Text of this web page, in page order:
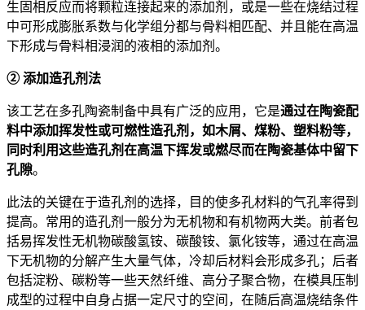
生固相反应而将颗粒连接起来的添加剂，或是一些在烧结过程
中可形成膨胀系数与化学组分都与骨料相匹配、并且能在高温
下形成与骨料相浸润的液相的添加剂。
② 添加造孔剂法
该工艺在多孔陶瓷制备中具有广泛的应用，它是通过在陶瓷配
料中添加挥发性或可燃性造孔剂，如木屑、煤粉、塑料粉等，
同时利用这些造孔剂在高温下挥发或燃尽而在陶瓷基体中留下
孔隙。
此法的关键在于造孔剂的选择，目的使多孔材料的气孔率得到
提高。常用的造孔剂一般分为无机物和有机物两大类。前者包
括易挥发性无机物碳酸氢铵、碳酸铵、氯化铵等，通过在高温
下无机物的分解产生大量气体，冷却后材料会形成多孔；后者
包括淀粉、碳粉等一些天然纤维、高分子聚合物，在模具压制
成型的过程中自身占据一定尺寸的空间，在随后高温烧结条件